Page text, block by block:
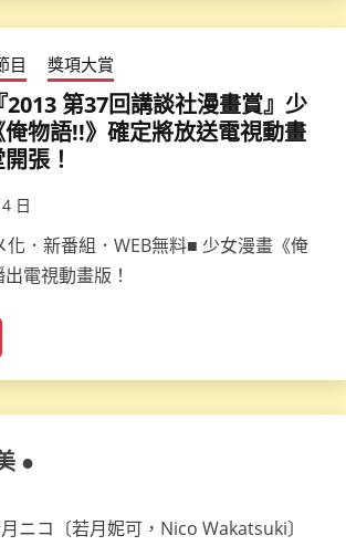
目 獎項大賞
2013 第37回講談社漫畫賞』少
物語!!》確定將放送電視動畫
張！
日
．新番組．WEB無料■ 少女漫畫《俺
電視動畫版！
●